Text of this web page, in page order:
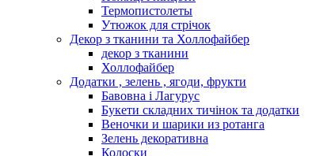
Термопистолеты
Утюжок для стрічок
Декор з тканини та Холлофайбер
декор з тканини
Холлофайбер
Додатки , зелень , ягоди, фрукти
Бавовна і Лагурус
Букети складних тичінок та додатки
Веночки и шарики из ротанга
Зелень декоративна
Колоски